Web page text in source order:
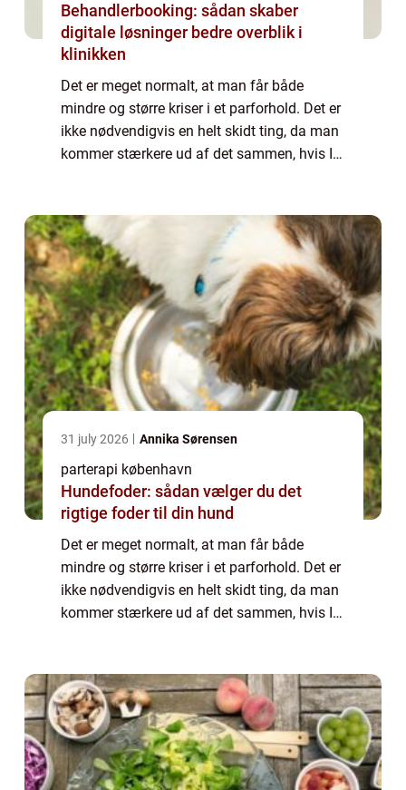
Behandlerbooking: sådan skaber
digitale løsninger bedre overblik i
klinikken
Det er meget normalt, at man får både
mindre og større kriser i et parforhold. Det er
ikke nødvendigvis en helt skidt ting, da man
kommer stærkere ud af det sammen, hvis I
el...
31 july 2026 Annika Sørensen
parterapi københavn
Hundefoder: sådan vælger du det
rigtige foder til din hund
Det er meget normalt, at man får både
mindre og større kriser i et parforhold. Det er
ikke nødvendigvis en helt skidt ting, da man
kommer stærkere ud af det sammen, hvis I
el...